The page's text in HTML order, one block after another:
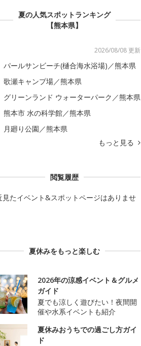
夏の人気スポットランキング
【熊本県】
2026/08/08 更新
パールサンビーチ(樋合海水浴場)／熊本県
歌瀬キャンプ場／熊本県
グリーンランド ウォーターパーク／熊本県
熊本市 水の科学館／熊本県
月廻り公園／熊本県
もっと見る
閲覧履歴
見たイベント&スポットページはありませ
夏休みをもっと楽しむ
2026年の涼感イベント＆グルメ
ガイド
夏でも涼しく遊びたい！夜間開
催や水系イベントも紹介
夏休みおうちでの過ごし方ガイ
ド